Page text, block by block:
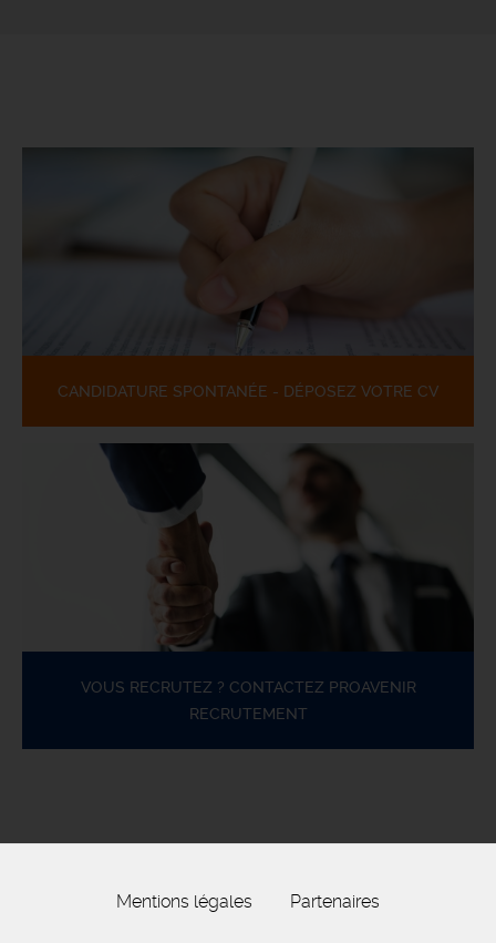
CANDIDATURE SPONTANÉE - DÉPOSEZ VOTRE CV
VOUS RECRUTEZ ? CONTACTEZ PROAVENIR
RECRUTEMENT
Mentions légales Partenaires